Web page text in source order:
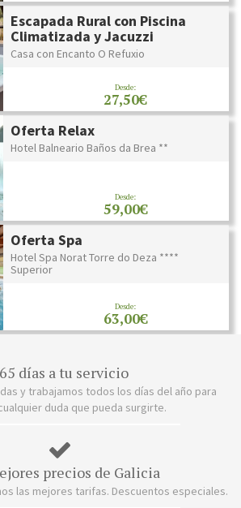
Escapada Rural con Piscina
Climatizada y Jacuzzi
Casa con Encanto O Refuxio
Desde:
27,50€
Oferta Relax
Hotel Balneario Baños da Brea **
Desde:
59,00€
Oferta Spa
Hotel Spa Norat Torre do Deza ****
Superior
Desde:
63,00€
días a tu servicio
y trabajamos todos los días del año para
duda que pueda surgirte.
precios de Galicia
las mejores tarifas. Descuentos especiales.